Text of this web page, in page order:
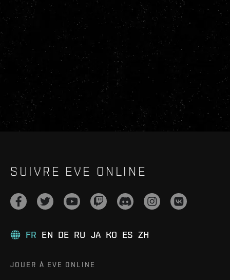
SUIVRE EVE ONLINE
FR EN DE RU JA KO ES ZH
JOUER À EVE ONLINE